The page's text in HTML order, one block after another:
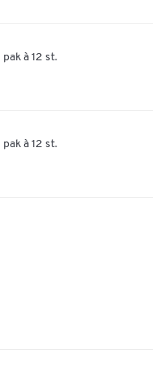
pak à 12 st.
pak à 12 st.